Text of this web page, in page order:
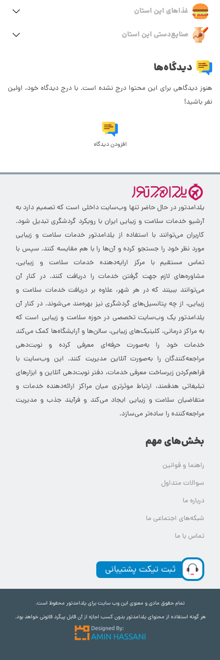
غذاهای این استان
صنایع‌دستی این استان
دیدگاه‌ها
هنوز دیدگاهی برای این محتوا درج نشده است. با درج دیدگاه خود، اولین
نفر باشید!
افزودن دیدگاه
یلدامدتور در حال حاضر تنها وب‌سایت داخلی است که تصمیم دارد به
آرشیو خدمات سلامت و زیبایی ایران با رویکرد گردشگری تبدیل شود.
کاربران می‌توانند با استفاده از یلدامدتور خدمات سلامت و زیبایی
مورد نظر خود را جستجو کرده و آن‌ها را با هم مقایسه کنند. سپس با
تماس مستقیم با مرکز ارایه‌دهنده خدمات سلامت و زیبایی،
مشاوره‌های لازم جهت گرفتن خدمات را دریافت کنند. در کنار آن
می‌توانند ببینند که در هر شهر، علاوه بر دریافت خدمات سلامت و
زیبایی، از چه پتانسیل‌های گردشگری نیز بهره‌مند می‌شوند. در کنار آن
یلدامدتور یک وب‌سایت تخصصی در حوزه سلامت و زیبایی است که
به مراکز درمانی، کلینیک‌های زیبایی، سالن‌ها و آرایشگاه‌ها کمک می‌کند
خدمات خود را به‌صورت حرفه‌ای معرفی کرده و نوبت‌دهی
مراجعه‌کنندگان را به‌صورت آنلاین مدیریت کنند. این وب‌سایت با
فراهم‌کردن زیرساخت معرفی خدمات، دفتر نوبت‌دهی آنلاین و ابزارهای
تبلیغاتی هدفمند، ارتباط موثرتری میان مراکز ارائه‌دهنده خدمات و
متقاضیان سلامت و زیبایی ایجاد می‌کند و فرآیند جذب و مدیریت
مراجعه‌کننده را ساده‌تر می‌سازد.
بخش‌های مهم
راهنما و قوانین
سوالات متداول
درباره ما
شبکه‌های اجتماعی ما
تماس با ما
ثبت تیکت پشتیبانی
تمام حقوق مادی و معنوی این وب سایت برای یلدامدتور محفوظ است.
هر گونه استفاده از محتوای یلدامدتور بدون کسب اجازه از آن قابل پیگرد قانونی خواهد بود.